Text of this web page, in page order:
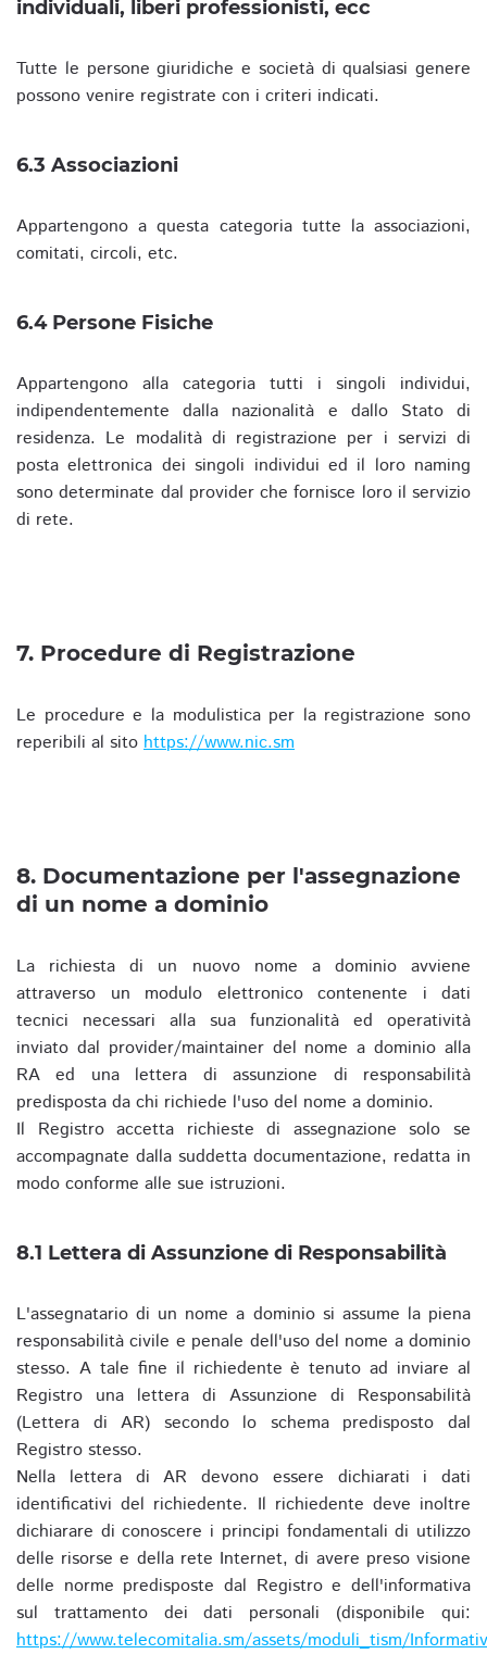
individuali, liberi professionisti, ecc
Tutte le persone giuridiche e società di qualsiasi genere
possono venire registrate con i criteri indicati.
6.3 Associazioni
Appartengono a questa categoria tutte la associazioni,
comitati, circoli, etc.
6.4 Persone Fisiche
Appartengono alla categoria tutti i singoli individui,
indipendentemente dalla nazionalità e dallo Stato di
residenza. Le modalità di registrazione per i servizi di
posta elettronica dei singoli individui ed il loro naming
sono determinate dal provider che fornisce loro il servizio
di rete.
7. Procedure di Registrazione
Le procedure e la modulistica per la registrazione sono
reperibili al sito https://www.nic.sm
8. Documentazione per l'assegnazione
di un nome a dominio
La richiesta di un nuovo nome a dominio avviene
attraverso un modulo elettronico contenente i dati
tecnici necessari alla sua funzionalità ed operatività
inviato dal provider/maintainer del nome a dominio alla
RA ed una lettera di assunzione di responsabilità
predisposta da chi richiede l'uso del nome a dominio.
Il Registro accetta richieste di assegnazione solo se
accompagnate dalla suddetta documentazione, redatta in
modo conforme alle sue istruzioni.
8.1 Lettera di Assunzione di Responsabilità
L'assegnatario di un nome a dominio si assume la piena
responsabilità civile e penale dell'uso del nome a dominio
stesso. A tale fine il richiedente è tenuto ad inviare al
Registro una lettera di Assunzione di Responsabilità
(Lettera di AR) secondo lo schema predisposto dal
Registro stesso.
Nella lettera di AR devono essere dichiarati i dati
identificativi del richiedente. Il richiedente deve inoltre
dichiarare di conoscere i principi fondamentali di utilizzo
delle risorse e della rete Internet, di avere preso visione
delle norme predisposte dal Registro e dell'informativa
sul trattamento dei dati personali (disponibile qui:
https://www.telecomitalia.sm/assets/moduli_tism/